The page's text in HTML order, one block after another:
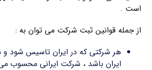
است .
از جمله قوانین ثبت شرکت می توان به :
هر شرکتی که در ایران تاسیس شود و
ایران باشد ، شرکت ایرانی محسوب